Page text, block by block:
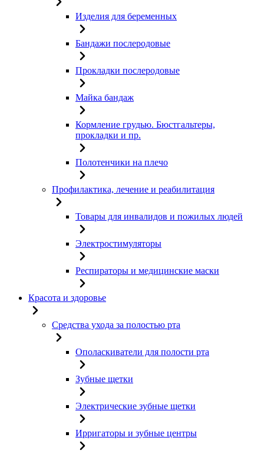
Изделия для беременных
Бандажи послеродовые
Прокладки послеродовые
Майка бандаж
Кормление грудью. Бюстгальтеры,
прокладки и пр.
Полотенчики на плечо
Профилактика, лечение и реабилитация
Товары для инвалидов и пожилых людей
Электростимуляторы
Респираторы и медицинские маски
Красота и здоровье
Средства ухода за полостью рта
Ополаскиватели для полости рта
Зубные щетки
Электрические зубные щетки
Ирригаторы и зубные центры